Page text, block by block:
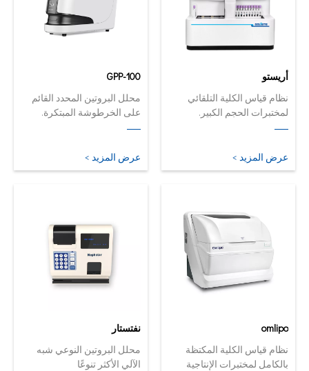
أريستو
نظام قياس الكلية التلقائي
لمختبرات الحجم الكبير.
عرض المزيد >
GPP-100
محلل البروتين المحدد القائم
على الخرطوشة المبتكرة.
محلل التلقائي والكمي الآن في
عرض المزيد >
omlipo
نظام قياس الكلية المكتظة
بالكامل لمختبرات الإنتاجية
نفتستار
محلل البروتين النوعي شبه
الآلي الأكثر تنوعًا